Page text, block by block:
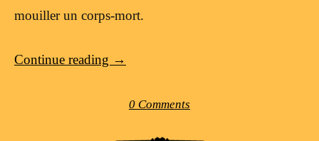
mouiller un corps-mort.
Continue reading →
0 Comments